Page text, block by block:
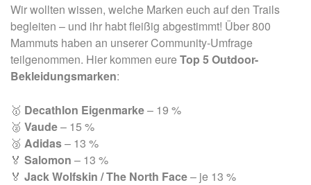
Wir wollten wissen, welche Marken euch auf den Trails
begleiten – und ihr habt fleißig abgestimmt! Über 800
Mammuts haben an unserer Community-Umfrage
teilgenommen. Hier kommen eure Top 5 Outdoor-
Bekleidungsmarken:
🥇 Decathlon Eigenmarke– 19 %
🥈 Vaude– 15 %
🥉 Adidas– 13 %
🏅 Salomon – 13 %
🏅 Jack Wolfskin / The North Face– je 13 %